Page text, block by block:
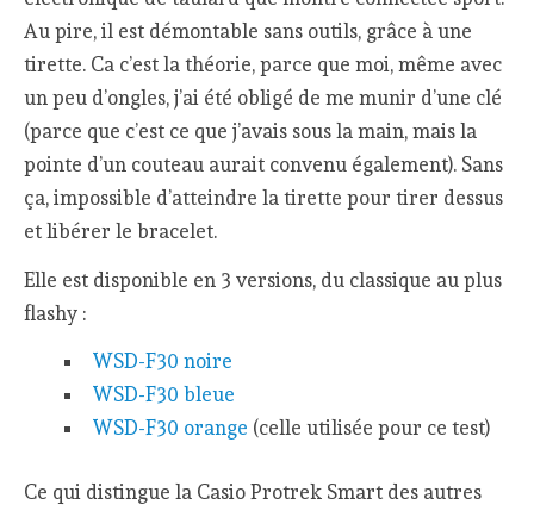
Au pire, il est démontable sans outils, grâce à une
tirette. Ca c’est la théorie, parce que moi, même avec
un peu d’ongles, j’ai été obligé de me munir d’une clé
(parce que c’est ce que j’avais sous la main, mais la
pointe d’un couteau aurait convenu également). Sans
ça, impossible d’atteindre la tirette pour tirer dessus
et libérer le bracelet.
Elle est disponible en 3 versions, du classique au plus
flashy :
WSD-F30 noire
WSD-F30 bleue
WSD-F30 orange (celle utilisée pour ce test)
Ce qui distingue la Casio Protrek Smart des autres